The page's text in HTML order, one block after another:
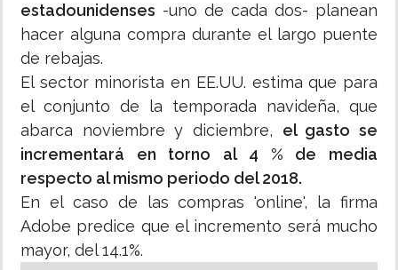
estadounidenses -uno de cada dos- planean
hacer alguna compra durante el largo puente
de rebajas.
El sector minorista en EE.UU. estima que para
el conjunto de la temporada navideña, que
abarca noviembre y diciembre, el gasto se
incrementará en torno al 4 % de media
respecto al mismo periodo del 2018.
En el caso de las compras 'online', la firma
Adobe predice que el incremento será mucho
mayor, del 14.1%.